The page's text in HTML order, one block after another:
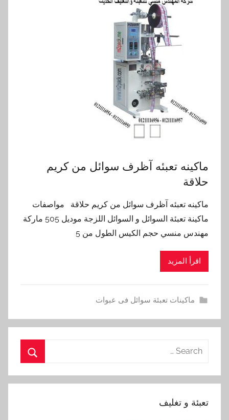
ماكينه تعبئه آظرف سوائل من كريم
حلاقة
ماكينه تعبئه آظرف سوائل من كريم حلاقة مواصفات
ماكينة تعبئة السوائل و السوائل اللزجة موديل 505 ماركة
مهندس منسي حجم الكيس الطول من 5
اقرأ المزيد
ماكينات تعبئة سوائل فى عبوات
Search
تعبئة و تغليف